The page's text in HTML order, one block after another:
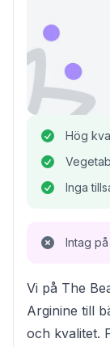
Hög
Inga
Intag
Vi på The
Arginine till
och kvalitet.